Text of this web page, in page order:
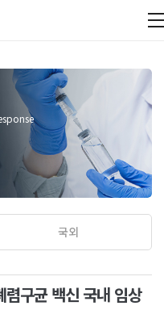
국외
구균 백신 국내 임상